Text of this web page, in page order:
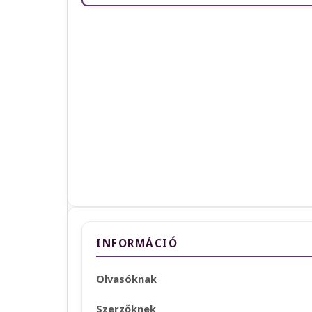
INFORMÁCIÓ
Olvasóknak
Szerzőknek